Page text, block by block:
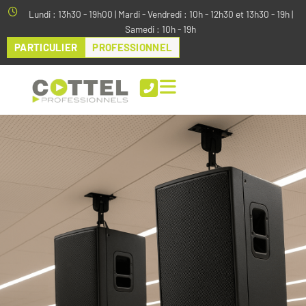
Aller
contenu
Lundi : 13h30 - 19h00 | Mardi - Vendredi : 10h - 12h30 et 13h30 - 19h |
Samedi : 10h - 19h
PARTICULIER PROFESSIONNEL
*
Sonorisation Vidéo Pilotage
Visioconférence Maintenance
Type d'espace